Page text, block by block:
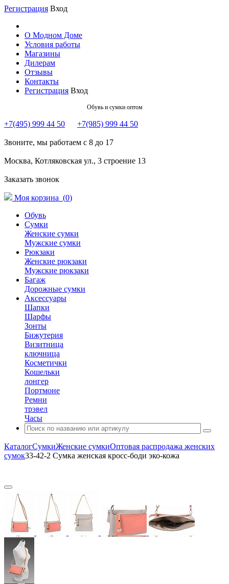
Регистрация Вход
О Модном Доме
Условия работы
Магазины
Дилерам
Отзывы
Контакты
Регистрация Вход
Обувь и сумки оптом
+7(495) 999 44 50 +7(985) 999 44 50
Звоните, мы работаем с 8 до 17
Москва, Котляковская ул., 3 строение 13
Заказать звонок
Моя корзина (0)
Обувь
Сумки
Женские сумки
Мужские сумки
Рюкзаки
Женские рюкзаки
Мужские рюкзаки
Багаж
Дорожные сумки
Аксессуары
Шапки
Шарфы
Зонты
Бижутерия
Визитница
ключница
Косметички
Кошельки
лонгер
Портмоне
Ремни
трэвел
Часы
КаталогСумкиЖенские сумкиОптовая распродажа женских
сумок33-42-2 Сумка женская кросс-боди эко-кожа